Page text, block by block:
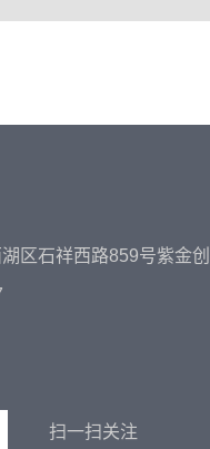
区石祥西路859号紫金
扫一扫关注